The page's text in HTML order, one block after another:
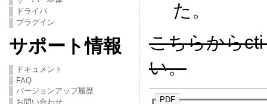
ドライバ
プラグイン
サポート情報
ドキュメント
FAQ
バージョンアップ履歴
お問い合わせ
た。
こちらから
い。
PDF